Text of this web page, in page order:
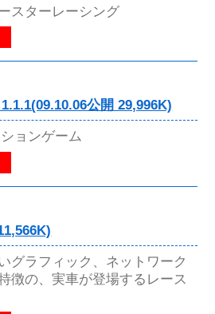
スターレーシング
公開 29,996K)
ョンゲーム
グラフィック、ネットワーク
徴の、実車が登場するレース